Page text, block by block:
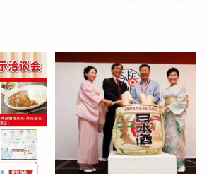
去
の
投
稿